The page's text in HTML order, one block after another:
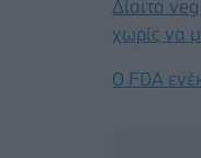
Δίαιτα
χωρίς να
Ο FDA